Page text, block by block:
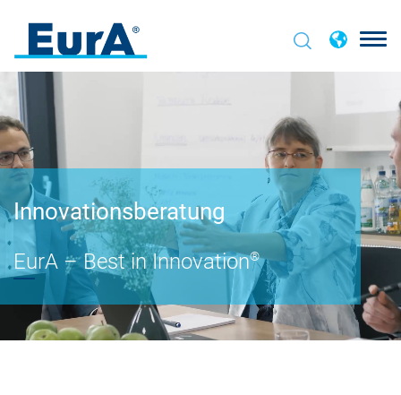
Innovationsberatung
EurA – Best in Innovation®